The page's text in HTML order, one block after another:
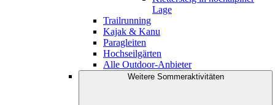
Lage
Trailrunning
Kajak & Kanu
Paragleiten
Hochseilgärten
Alle Outdoor-Anbieter
Weitere Sommeraktivitäten